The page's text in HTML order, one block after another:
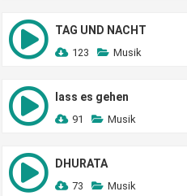
TAG UND NACHT
123 Musik
lass es gehen
91 Musik
DHURATA
73 Musik